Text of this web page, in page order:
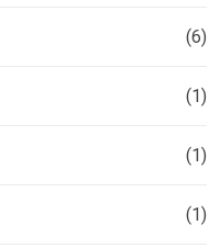
(6)
(1)
(1)
(1)